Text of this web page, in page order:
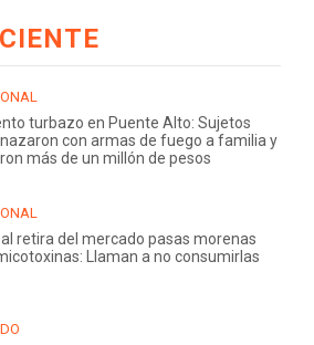
turbazo en Puente Alto: Sujetos
con armas de fuego a familia y
más de un millón de pesos
retira del mercado pasas morenas
Llaman a no consumirlas